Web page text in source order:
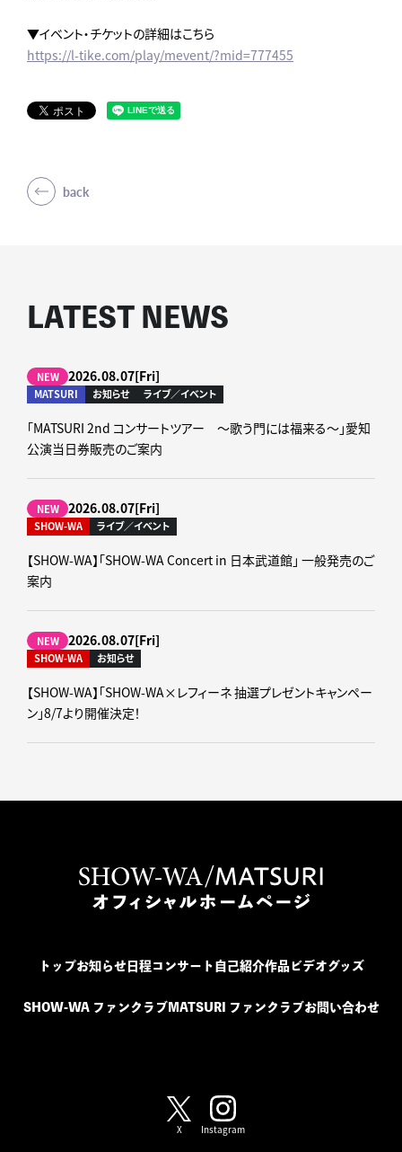
▼イベント・チケットの詳細はこちら
https://l-tike.com/play/mevent/?mid=777455
back
LATEST NEWS
NEW 2026.08.07[Fri]
MATSURI お知らせ ライブ／イベント
「MATSURI 2nd コンサートツアー ～歌う門には福来る～」愛知
公演当日券販売のご案内
NEW 2026.08.07[Fri]
SHOW-WA ライブ／イベント
【SHOW-WA】「SHOW-WA Concert in 日本武道館」 一般発売のご
案内
NEW 2026.08.07[Fri]
SHOW-WA お知らせ
【SHOW-WA】「SHOW-WA×レフィーネ 抽選プレゼントキャンペー
ン」8/7より開催決定！
トップお知らせ日程コンサート 自己紹介作品ビデオグッズ
SHOW-WA ファンクラブ MATSURI ファンクラブ お問い合わせ
X Instagram